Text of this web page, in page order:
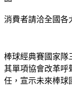
消費者請洽全國各
棒球經典賽國家隊
其單項協會改革呼
任，宣示未來棒球